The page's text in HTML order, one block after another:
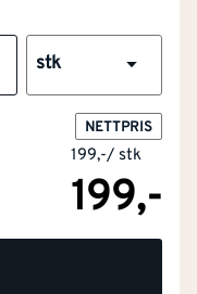
stk
NETTPRIS
199,-/ stk
199,-